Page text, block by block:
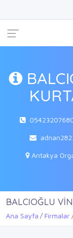
Antakya
BALCIOĞLU
Ana Sayfa Firmalar